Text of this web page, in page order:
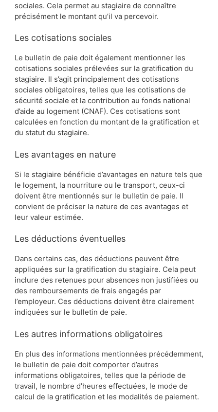
sociales. Cela permet au stagiaire de connaître
précisément le montant qu’il va percevoir.
Les cotisations sociales
Le bulletin de paie doit également mentionner les
cotisations sociales prélevées sur la gratification du
stagiaire. Il s’agit principalement des cotisations
sociales obligatoires, telles que les cotisations de
sécurité sociale et la contribution au fonds national
d’aide au logement (CNAF). Ces cotisations sont
calculées en fonction du montant de la gratification et
du statut du stagiaire.
Les avantages en nature
Si le stagiaire bénéficie d’avantages en nature tels que
le logement, la nourriture ou le transport, ceux-ci
doivent être mentionnés sur le bulletin de paie. Il
convient de préciser la nature de ces avantages et
leur valeur estimée.
Les déductions éventuelles
Dans certains cas, des déductions peuvent être
appliquées sur la gratification du stagiaire. Cela peut
inclure des retenues pour absences non justifiées ou
des remboursements de frais engagés par
l’employeur. Ces déductions doivent être clairement
indiquées sur le bulletin de paie.
Les autres informations obligatoires
En plus des informations mentionnées précédemment,
le bulletin de paie doit comporter d’autres
informations obligatoires, telles que la période de
travail, le nombre d’heures effectuées, le mode de
calcul de la gratification et les modalités de paiement.